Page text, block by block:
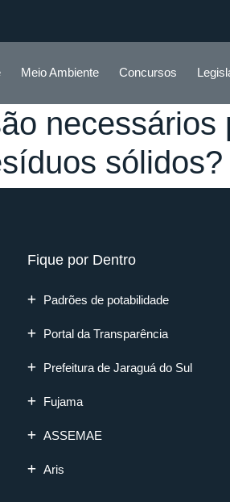
Meio Ambiente Concursos
sólidos?
Fique por Dentro
Padrões de potabilidade
Portal da Transparência
Prefeitura de Jaraguá do Sul
Fujama
ASSEMAE
Aris